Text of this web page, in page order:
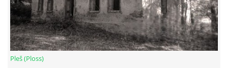
Pleš (Ploss)